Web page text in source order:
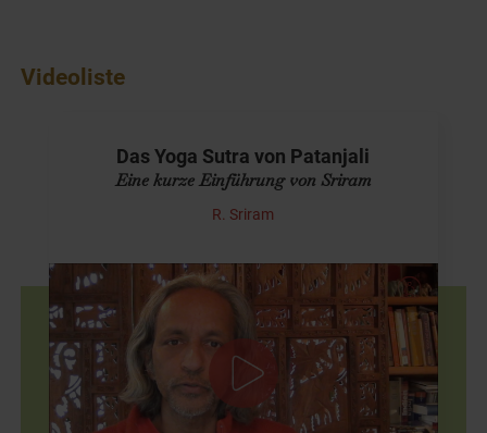
Videoliste
Das Yoga Sutra von Patanjali
Eine kurze Einführung von Sriram
R. Sriram
Sriram erklärt das "Yoga Sutra"
Wissen: Patanjali war ein Gelehrter, der etwa 400 nach
Christus das Yoga Sutra niederschrieb. Es stellt eine der
wichtigsten Schriften im Yoga dar. Patanjali hielt…